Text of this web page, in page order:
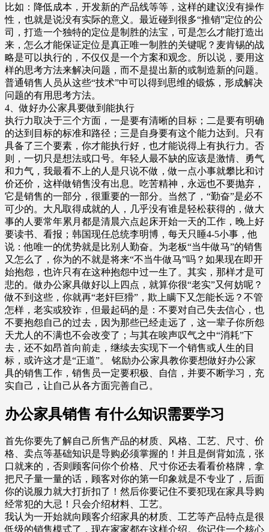
比如：降低成本，开发新的产品线等等，这样的建议没有操作
性，也就是说没有实际的意义。最近碰到很多“推销”定位的公
司，打造一个独特的定位是制胜的法宝，可是怎么才能打造出
来，怎么才能保证定位是真正唯一制胜的关键呢？麦肯锡的战
略是可以执行的，不仅仅是一个方案和观念。所以说，要用这
样的思考方法来解决问题，而不是提出新的或制造新的问题。
普通销售人员从这些“技术”中可以得到思维的锻炼，形成解决
问题的有用思考方法。
4、做好办公家具要做到能执行
执行力取决于三个方面，一是要有清晰的目标；二是要有明确
的达到目标的标准和路径；三是自身要有这个能力达到。只有
具备了三个要素，你才能执行好，也才能说得上有执行力。否
则，一切只是想法或口号。年轻人最不缺的应该是激情、勇气
和力气，我最看不上的人是只说不做，做一点小事就攀比和讨
价还价，这样做销售没有出息。吃苦精神，永远也不要抛弃，
它是销售的一部分，很重要的一部分。当然了，“勤奋”是必不
可少的。大凡取得成就的人，几乎没有谁是轻松获得的，做大
事的人要常年累月都是清晨六点起床开始一天的工作，晚上好
要读书、看报；韩国现任总统李明博，每天只睡4-5小事，他
说：他唯一的优势就是比别人勤奋。为老板“当牛做马”的销售
又怎么了，你为的不就是将来“不当牛做马”吗？如果现在即开
始抱怨，也许只有在这种抱怨中过一生了。其实，那样才是可
悲的。做办公家具做好以上四点，就算你很“老实”又何妨呢？
做不到这些，你就再“老奸巨猾”，欺上瞒下又怎能长远？不管
怎样，老实或狡诈，但最起码的是：不要对自己失去信心，也
不要抱怨自己的过去，因为那些已经走远了，这一辈子你所怨
天尤人的不满也不会改变了；与其在唉声叹气之中“消耗”下
去，还不如昂首向前走，继续去实现下一个销售或人生的目
标，或许这才是“正道”。 铭励办公家具教你要想做好办公家
具的销售工作，销售员一定要积极、自信，并要不断学习，充
实自己，让自己从各方面完善自己。
办公家具销售 有什么知识需要学习
首先你要先了解自己所售产品的材质、风格、工艺、尺寸、价
格、卖点等基础知识是导购必须掌握的！并且是倒背如流，张
口就来的，否则顾客问你个价格、尺寸你还去看看价格牌，拿
把尺子量一量的话，顾客对你的第一印象就是不专业了，后面
你的说服力就大打折扣了！然后你要记住不要犯现在家具导购
经常犯的大忌！只会介绍材料、工艺。
我认为一开始就向顾客介绍家具的材质、工艺等产品特点是很
低级的销售模式了，现在家家都在这样介绍。你记住一个核心